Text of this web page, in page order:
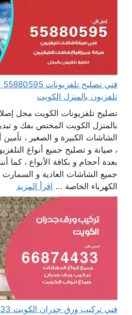
تلفزيون بالمنزل الكويت
تصليح تلفزيونات الكويت محل
بالمنزل الكويت المختص بفك و
الشاشات الكبيرة و الصغير ،
، صيانة و تصليح جميع أنواع
بعدة أحجام و بكافة الأنواع ، كما
جميع الشاشات العادية و
الكهرباء الخاصة ... اقرأ المزيد